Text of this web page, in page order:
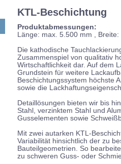
KTL-Beschichtung
Produktabmessungen:
Länge: max. 5.500 mm ,
Die kathodische
Zusammenspiel von qualitativ
Wirtschaftlichkeit dar. Auf dem
Grundstein für weitere
Beschichtungssystem höchste
sowie die
Detaillösungen bieten wir bis
Stahl, verzinktem Stahl und
Gusselementen sowie
Mit zwei autarken KTL-
Variabilität hinsichtlich der zu
Bauteilgeometrien. So
zu schweren Guss- oder